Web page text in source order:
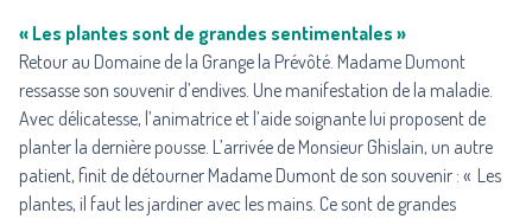
« Les plantes sont de grandes sentimentales »
Retour au Domaine de la Grange la Prévôté. Madame Dumont
ressasse son souvenir d’endives. Une manifestation de la maladie.
Avec délicatesse, l’animatrice et l’aide soignante lui proposent de
planter la dernière pousse. L’arrivée de Monsieur Ghislain, un autre
patient, finit de détourner Madame Dumont de son souvenir : « Les
plantes, il faut les jardiner avec les mains. Ce sont de grandes